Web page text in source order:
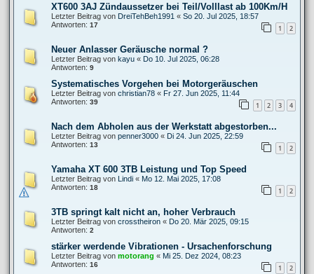
XT600 3AJ Zündaussetzer bei Teil/Volllast ab 100Km/H
Letzter Beitrag von DreiTehBeh1991 « So 20. Jul 2025, 18:57
Antworten: 17 1 2
Neuer Anlasser Geräusche normal ?
Letzter Beitrag von kayu « Do 10. Jul 2025, 06:28
Antworten: 9
Systematisches Vorgehen bei Motorgeräuschen
Letzter Beitrag von christian78 « Fr 27. Jun 2025, 11:44
Antworten: 39 1 2 3 4
Nach dem Abholen aus der Werkstatt abgestorben...
Letzter Beitrag von penner3000 « Di 24. Jun 2025, 22:59
Antworten: 13 1 2
Yamaha XT 600 3TB Leistung und Top Speed
Letzter Beitrag von Lindi « Mo 12. Mai 2025, 17:08
Antworten: 18 1 2
3TB springt kalt nicht an, hoher Verbrauch
Letzter Beitrag von crosstheiron « Do 20. Mär 2025, 09:15
Antworten: 2
stärker werdende Vibrationen - Ursachenforschung
Letzter Beitrag von motorang « Mi 25. Dez 2024, 08:23
Antworten: 16 1 2